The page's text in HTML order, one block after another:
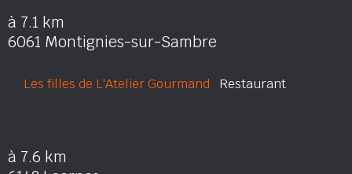
à 7.1 km
6061 Montignies-sur-Sambre
Les filles de L'Atelier Gourmand Restaurant
à 7.6 km